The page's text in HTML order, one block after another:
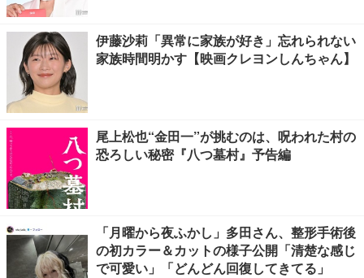
伊藤沙莉「異常に家族が好き」忘れられない
家族時間明かす【映画クレヨンしんちゃん】
尾上松也“金田一”が挑むのは、呪われた村の
恐ろしい秘密『八つ墓村』予告編
「月曜から夜ふかし」多田さん、整形手術後
の初カラー＆カットの様子公開「清楚な感じ
で可愛い」「どんどん回復してきてる」